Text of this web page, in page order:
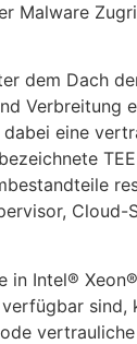
Malware
dem Dach
Verbreitung
eine
Cloud-
in Intel®
sind,